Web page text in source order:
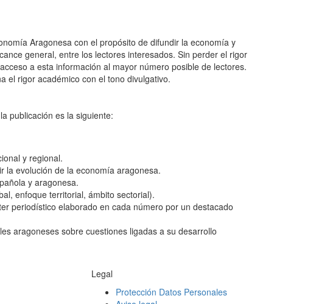
Aragonesa con el propósito de difundir la economía y
general, entre los lectores interesados. Sin perder el rigor
a esta información al mayor número posible de lectores.
el rigor académico con el tono divulgativo.
publicación es la siguiente:
y regional.
la evolución de la economía aragonesa.
y aragonesa.
enfoque territorial, ámbito sectorial).
periodístico elaborado en cada número por un destacado
aragoneses sobre cuestiones ligadas a su desarrollo
Legal
Protección Datos Personales